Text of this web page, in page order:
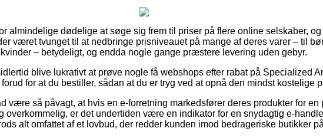
almindelige dødelige at søge sig frem til priser på flere online selskaber, og
været tvunget til at nedbringe prisniveauet på mange af deres varer – til
– betydeligt, og endda nogle gange præstere levering uden gebyr.
blive lukrativt at prøve nogle få webshops efter rabat på Specialized
for at du bestiller, sådan at du er tryg ved at opnå den mindst kostelige
være så påvagt, at hvis en e-forretning markedsfører deres produkter for en
overkommelig, er det undertiden være en indikator for en snydagtig e-
alt omfattet af et lovbud, der redder kunden imod bedrageriske butikker